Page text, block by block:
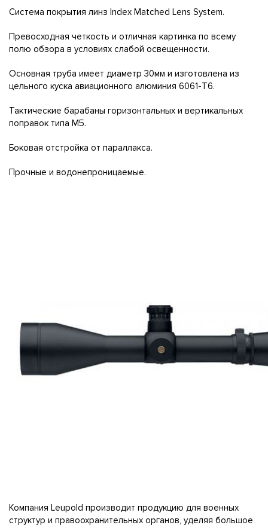
Система покрытия линз Index Matched Lens System.
Превосходная четкость и отличная картинка по всему
полю обзора в условиях слабой освещенности.
Основная труба имеет диаметр 30мм и изготовлена из
цельного куска авиационного алюминия 6061-T6.
Тактические барабаны горизонтальных и вертикальных
поправок типа M5.
Боковая отстройка от параллакса.
Прочные и водонепроницаемые.
Компания Leupold производит продукцию для военных
структур и правоохранительных органов, уделяя большое